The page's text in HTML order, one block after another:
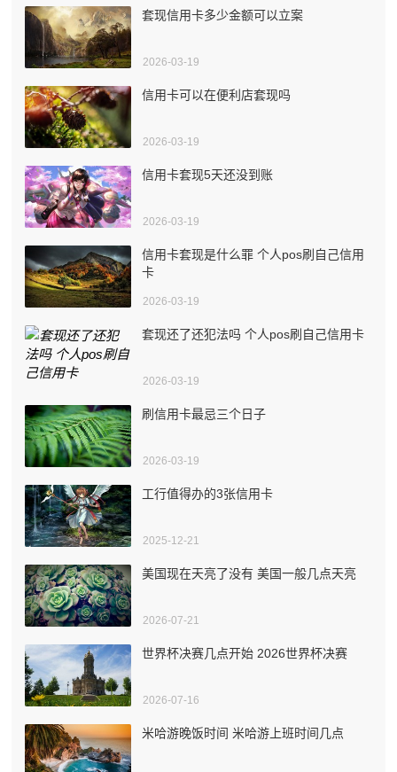
套现信用卡多少金额可以立案
2026-03-19
信用卡可以在便利店套现吗
2026-03-19
信用卡套现5天还没到账
2026-03-19
信用卡套现是什么罪 个人pos刷自己信用
卡
2026-03-19
套现还了还犯法吗 个人pos刷自己信用卡
2026-03-19
刷信用卡最忌三个日子
2026-03-19
工行值得办的3张信用卡
2025-12-21
美国现在天亮了没有 美国一般几点天亮
2026-07-21
世界杯决赛几点开始 2026世界杯决赛
2026-07-16
米哈游晚饭时间 米哈游上班时间几点